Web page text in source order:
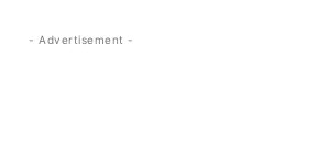
- Advertisement -